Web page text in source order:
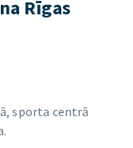
Rīgas
sporta centrā